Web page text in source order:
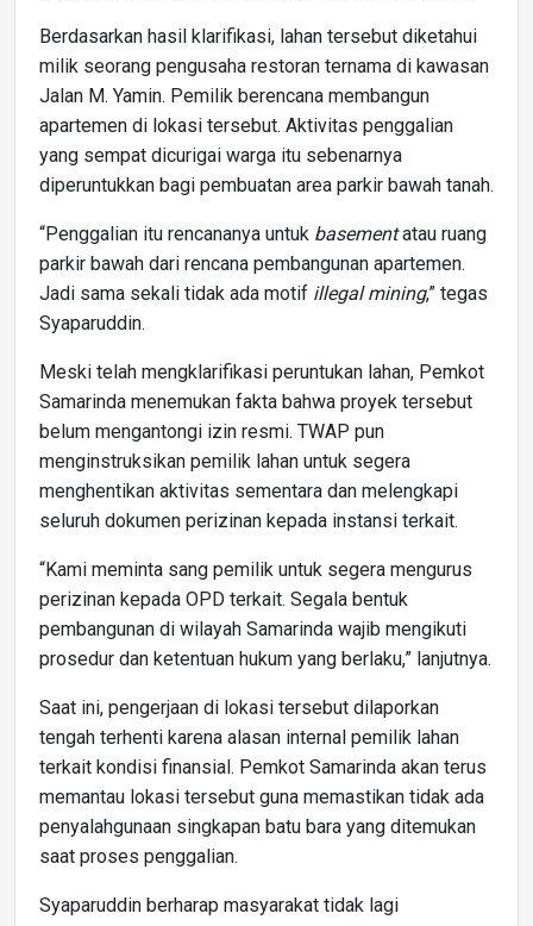
Berdasarkan hasil klarifikasi, lahan tersebut diketahui
milik seorang pengusaha restoran ternama di kawasan
Jalan M. Yamin. Pemilik berencana membangun
apartemen di lokasi tersebut. Aktivitas penggalian
yang sempat dicurigai warga itu sebenarnya
diperuntukkan bagi pembuatan area parkir bawah tanah.
“Penggalian itu rencananya untuk basementatau ruang
parkir bawah dari rencana pembangunan apartemen.
Jadi sama sekali tidak ada motif illegal mining,” tegas
Syaparuddin.
Meski telah mengklarifikasi peruntukan lahan, Pemkot
Samarinda menemukan fakta bahwa proyek tersebut
belum mengantongi izin resmi. TWAP pun
menginstruksikan pemilik lahan untuk segera
menghentikan aktivitas sementara dan melengkapi
seluruh dokumen perizinan kepada instansi terkait.
“Kami meminta sang pemilik untuk segera mengurus
perizinan kepada OPD terkait. Segala bentuk
pembangunan di wilayah Samarinda wajib mengikuti
prosedur dan ketentuan hukum yang berlaku,” lanjutnya.
Saat ini, pengerjaan di lokasi tersebut dilaporkan
tengah terhenti karena alasan internal pemilik lahan
terkait kondisi finansial. Pemkot Samarinda akan terus
memantau lokasi tersebut guna memastikan tidak ada
penyalahgunaan singkapan batu bara yang ditemukan
saat proses penggalian.
Syaparuddin berharap masyarakat tidak lagi